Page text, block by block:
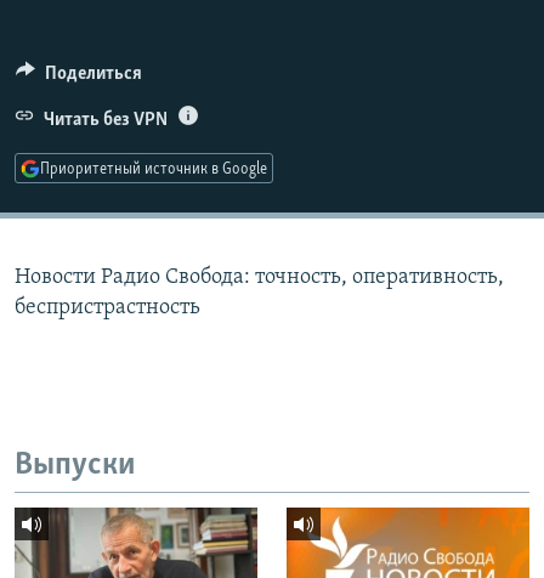
ПОДПИШИТЕСЬ НА РАССЫЛКУ
СОЦИАЛЬНЫЕ СЕТИ
Поделиться
Читать без VPN
Приоритетный источник в Google
Новости Радио Свобода: точность, оперативность,
беспристрастность
Выпуски